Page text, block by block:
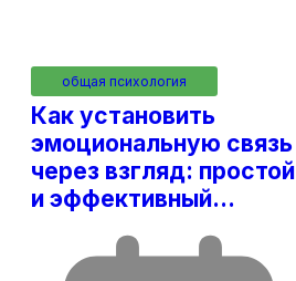
общая психология
Как установить
эмоциональную связь
через взгляд: простой
и эффективный…